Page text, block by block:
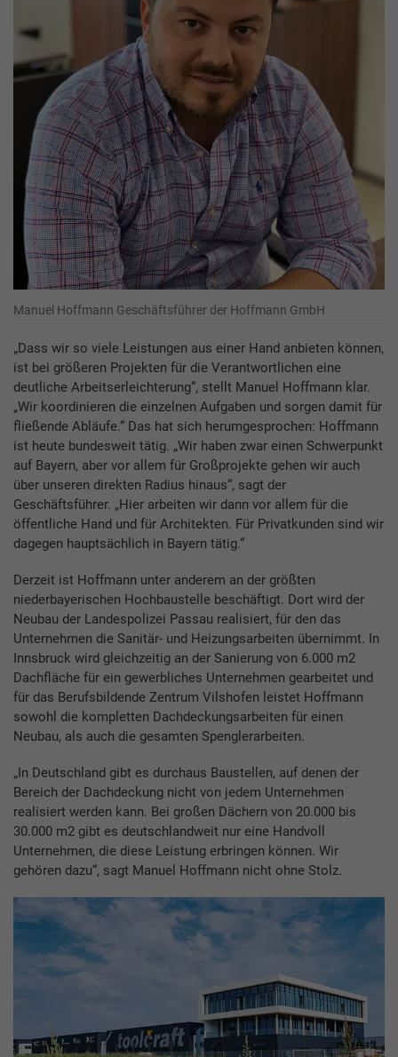
Manuel Hoffmann Geschäftsführer der Hoffmann GmbH
„Dass wir so viele Leistungen aus einer Hand anbieten können,
ist bei größeren Projekten für die Verantwortlichen eine
deutliche Arbeitserleichterung“, stellt Manuel Hoffmann klar.
„Wir koordinieren die einzelnen Aufgaben und sorgen damit für
fließende Abläufe.“ Das hat sich herumgesprochen: Hoffmann
ist heute bundesweit tätig. „Wir haben zwar einen Schwerpunkt
auf Bayern, aber vor allem für Großprojekte gehen wir auch
über unseren direkten Radius hinaus“, sagt der
Geschäftsführer. „Hier arbeiten wir dann vor allem für die
öffentliche Hand und für Architekten. Für Privatkunden sind wir
dagegen hauptsächlich in Bayern tätig.“
Derzeit ist Hoffmann unter anderem an der größten
niederbayerischen Hochbaustelle beschäftigt. Dort wird der
Neubau der Landespolizei Passau realisiert, für den das
Unternehmen die Sanitär- und Heizungsarbeiten übernimmt. In
Innsbruck wird gleichzeitig an der Sanierung von 6.000 m2
Dachfläche für ein gewerbliches Unternehmen gearbeitet und
für das Berufsbildende Zentrum Vilshofen leistet Hoffmann
sowohl die kompletten Dachdeckungsarbeiten für einen
Neubau, als auch die gesamten Spenglerarbeiten.
„In Deutschland gibt es durchaus Baustellen, auf denen der
Bereich der Dachdeckung nicht von jedem Unternehmen
realisiert werden kann. Bei großen Dächern von 20.000 bis
30.000 m2 gibt es deutschlandweit nur eine Handvoll
Unternehmen, die diese Leistung erbringen können. Wir
gehören dazu“, sagt Manuel Hoffmann nicht ohne Stolz.